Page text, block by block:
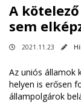
A
sem
2021.11.23
Az uniós államok
helyen is erősen
állampolgárok